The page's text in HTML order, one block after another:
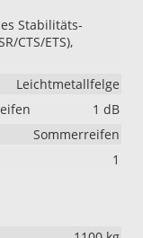
Stabilitäts-
CTS/ETS),
Leichtmetallfelge
1 dB
Sommerreifen
1